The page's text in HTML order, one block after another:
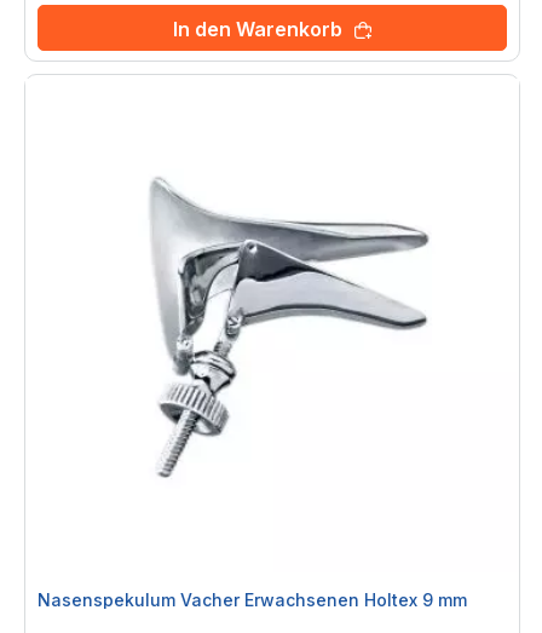
In den Warenkorb
Nasenspekulum Vacher Erwachsenen Holtex 9 mm